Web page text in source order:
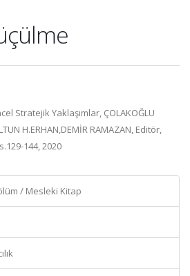
Stratejik Yaklaşımlar, ÇOLAKOĞLU
H.ERHAN,DEMİR RAMAZAN, Editör,
144, 2020
/ Mesleki Kitap